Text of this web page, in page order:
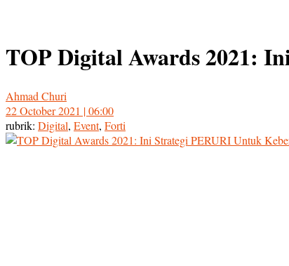
TOP Digital Awards 2021:
Ahmad Churi
22 October 2021 | 06:00
rubrik: Digital, Event, Forti